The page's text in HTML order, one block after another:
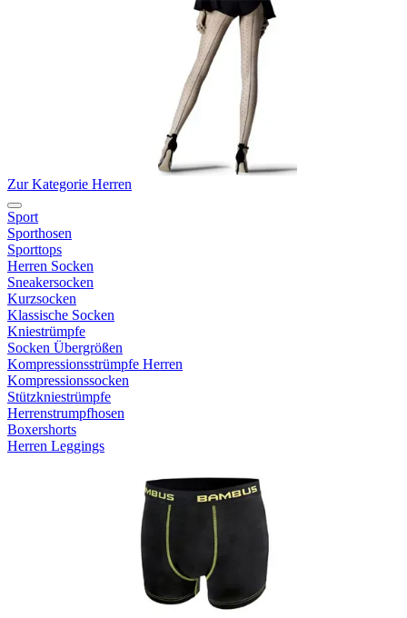
Zur Kategorie Herren
Sport
Sporthosen
Sporttops
Herren Socken
Sneakersocken
Kurzsocken
Klassische Socken
Kniestrümpfe
Socken Übergrößen
Kompressionsstrümpfe Herren
Kompressionssocken
Stützkniestrümpfe
Herrenstrumpfhosen
Boxershorts
Herren Leggings